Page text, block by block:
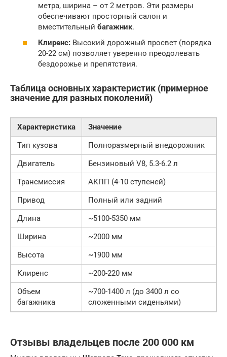
метра, ширина – от 2 метров. Эти размеры
обеспечивают просторный салон и
вместительный багажник.
Клиренс: Высокий дорожный просвет (порядка
20-22 см) позволяет уверенно преодолевать
бездорожье и препятствия.
Таблица основных характеристик (примерное
значение для разных поколений)
Характеристика
Значение
Тип кузова
Полноразмерный внедорожник
Двигатель
Бензиновый V8, 5.3-6.2 л
Трансмиссия
АКПП (4-10 ступеней)
Привод
Полный или задний
Длина
~5100-5350 мм
Ширина
~2000 мм
Высота
~1900 мм
Клиренс
~200-220 мм
Объем
багажника
~700-1400 л (до 3400 л со
сложенными сиденьями)
Отзывы владельцев после 200 000 км